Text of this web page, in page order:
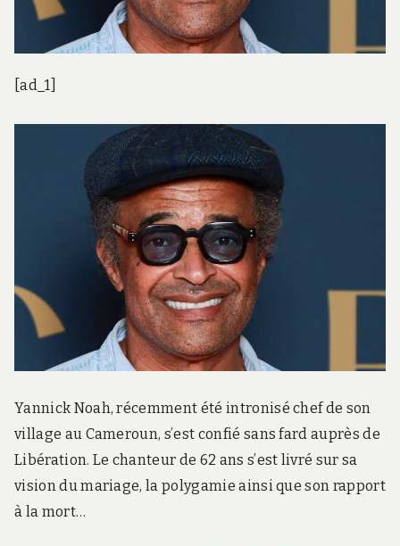
[ad_1]
Yannick Noah, récemment été intronisé chef de son
village au Cameroun, s’est confié sans fard auprès de
Libération. Le chanteur de 62 ans s’est livré sur sa
vision du mariage, la polygamie ainsi que son rapport
à la mort…